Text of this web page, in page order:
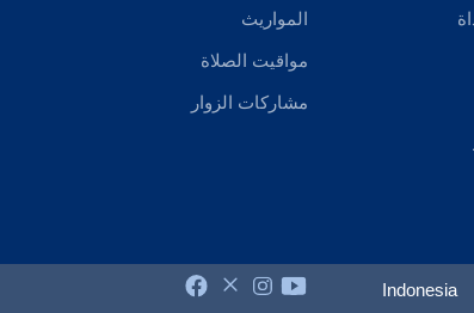
المواريث
مواقيت الصلاة
مشاركات الزوار
Indonesia